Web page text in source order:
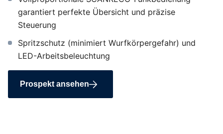
garantiert perfekte Übersicht und präzise
Steuerung
Spritzschutz (minimiert Wurfkörpergefahr) und
LED-Arbeitsbeleuchtung
Prospekt ansehen